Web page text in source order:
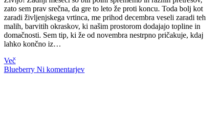
zato sem prav srečna, da gre to leto že proti koncu. Toda bolj kot
zaradi življenjskega vrtinca, me prihod decembra veseli zaradi teh
malih, barvitih okraskov, ki našim prostorom dodajajo topline in
domačnosti. Sem tip, ki že od novembra nestrpno pričakuje, kdaj
lahko končno iz…
Več
Blueberry Ni komentarjev